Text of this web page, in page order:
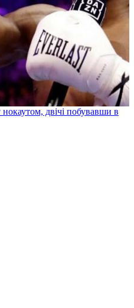
двічі побувавши в